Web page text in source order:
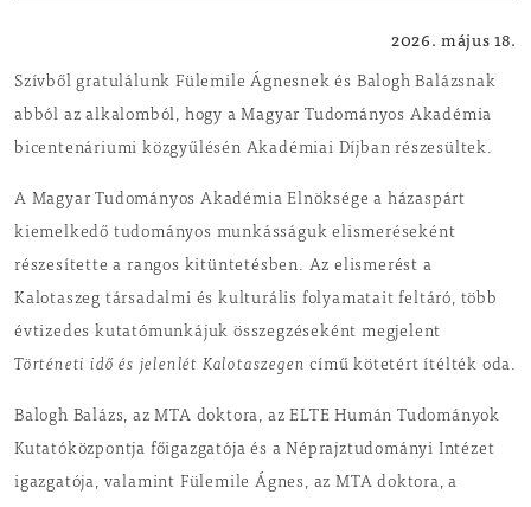
2026. május 18.
Szívből gratulálunkFülemile Ágnesnek és Balogh Balázsnak
abból az alkalomból, hogy a Magyar Tudományos Akadémia
bicentenáriumi közgyűlésén Akadémiai Díjban részesültek.
A Magyar Tudományos Akadémia Elnöksége a házaspárt
kiemelkedő tudományos munkásságuk elismeréseként
részesítette a rangos kitüntetésben. Az elismerést a
Kalotaszeg társadalmi és kulturális folyamatait feltáró, több
évtizedes kutatómunkájuk összegzéseként megjelent
Történeti idő és jelenlét Kalotaszegen című kötetért ítélték oda.
Balogh Balázs, az MTA doktora, az ELTE Humán Tudományok
Kutatóközpontja főigazgatója és a Néprajztudományi Intézet
igazgatója, valamint Fülemile Ágnes , az MTA doktora, a